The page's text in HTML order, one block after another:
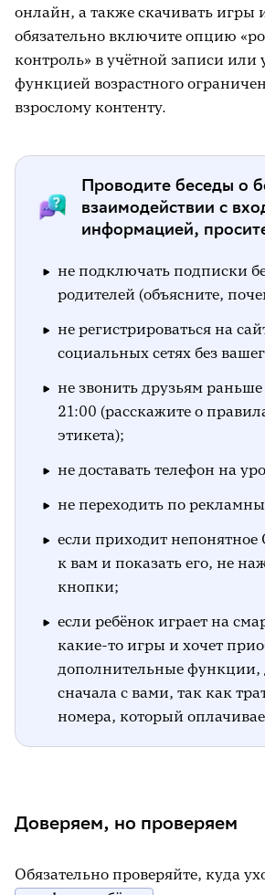
онлайн, а также скачивать игры
обязательно включите опцию
контроль» в учётной записи или
функцией возрастного
взрослому контенту.
Проводите беседы о
взаимодействии с
информацией,
не подключать подписки
родителей (объясните,
не регистрироваться на
социальных сетях без
не звонить друзьям
21:00 (расскажите о
этикета);
не доставать телефон на
не переходить по
если приходит
к вам и показать его, не
кнопки;
если ребёнок играет на
какие-то игры и хочет
дополнительные функции,
сначала с вами, так как
номера, который
Доверяем, но проверяем
Обязательно проверяйте, куда